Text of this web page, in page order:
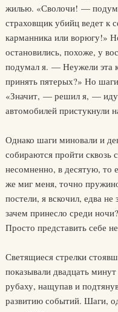
жилью. «Сволочи! —
страховщик убийц ведет к
карманника или ворюгу!»
остановились, похоже, у
подумал я. — Неужели эта
принять пятерых?» Но
«Значит, — решил я, —
автомобилей пристукнули
Однако шаги миновали и
собираются пройти сквозь
несомненно, в десятую, то
же миг меня, точно
постели, я вскочил, едва
зачем принесло среди
Просто представить себе
Светящиеся стрелки
показывали двадцать
рубаху, нащупав и
развитию событий. Шаги,